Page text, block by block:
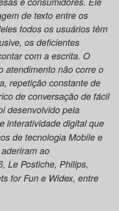
de texto entre os
todos os usuários têm
os deficientes
com a escrita. O
atendimento não corre o
repetição constante de
de conversação de fácil
desenvolvido pela
interatividade digital que
de tecnologia Mobile e
ao
Le Postiche, Philips,
for Fun e Widex, entre